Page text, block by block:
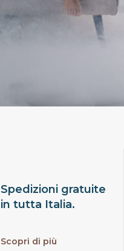
Spedizioni gratuite
in tutta Italia.
Scopri di più